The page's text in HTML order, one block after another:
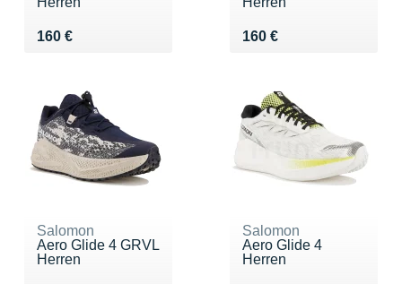
160 €
Vendu 160 € 160 €
Vendu 160 €
Salomon
Aero Glide 4 GRVL
Herren
Salomon
Aero Glide 4
Herren